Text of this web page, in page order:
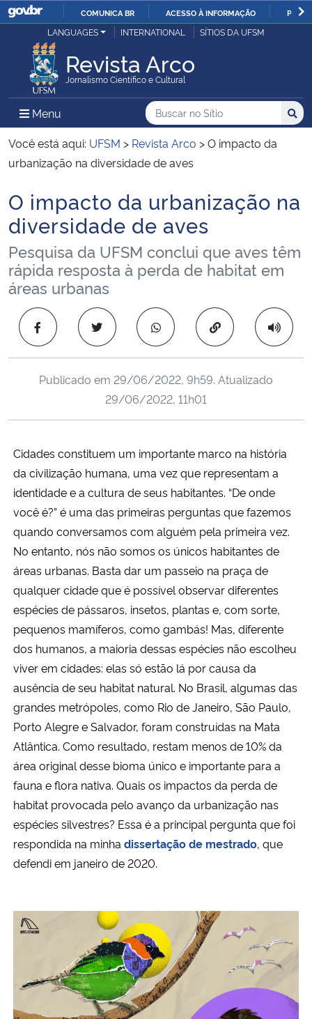
IR
O
COMUNICA BR ACESSO À INFORMAÇÃO
Ministério da Justiça e Segurança Pública
Ministério da Defesa
Ministério das Relações Exteriores
Ministério da Infraestrutura
Ministério da Agricultura, Pecuária e Abastecimento
Ministério da Educação
Ministério da Cidadania
Ministério da Saúde
Ministério de Minas e Energia
Ministério do Meio Ambiente
Ministério do Turismo
Ministério do Desenvolvimento Regional
Ministério da Mulher, da Família e dos Direitos Humanos
Secretaria-Geral
Secretaria de Governo
Gabinete de Segurança Institucional
Advocacia-Geral da União
Banco Central do Brasil
Planalto
LANGUAGES INTERNATIONAL SÍTIOS DA UFSM
Revista Arco
Jornalismo Científico e Cultural
Menu Menu Principal do Sítio
Busca
Buscar no no Sítio
Busca:
Você está aqui: UFSM > Revista Arco >O impacto da
urbanização na diversidade de aves
Início do conteúdo
O impacto da urbanização na
diversidade de aves
Pesquisa da UFSM conclui que aves têm
rápida resposta à perda de habitat em
áreas urbanas
Copiar para área
Publicado em 29/06/2022, 9h59. Atualizado
29/06/2022, 11h01
Cidades constituem um importante marco na história
da civilização humana, uma vez que representam a
identidade e a cultura de seus habitantes. “De onde
você é?” é uma das primeiras perguntas que fazemos
quando conversamos com alguém pela primeira vez.
No entanto, nós não somos os únicos habitantes de
áreas urbanas. Basta dar um passeio na praça de
qualquer cidade que é possível observar diferentes
espécies de pássaros, insetos, plantas e, com sorte,
pequenos mamíferos, como gambás! Mas, diferente
dos humanos, a maioria dessas espécies não escolheu
viver em cidades: elas só estão lá por causa da
ausência de seu habitat natural. No Brasil, algumas das
grandes metrópoles, como Rio de Janeiro, São Paulo,
Porto Alegre e Salvador, foram construídas na Mata
Atlântica. Como resultado, restam menos de 10% da
área original desse bioma único e importante para a
fauna e flora nativa. Quais os impactos da perda de
habitat provocada pelo avanço da urbanização nas
espécies silvestres? Essa é a principal pergunta que foi
respondida na minha dissertação de mestrado, que
defendi em janeiro de 2020.